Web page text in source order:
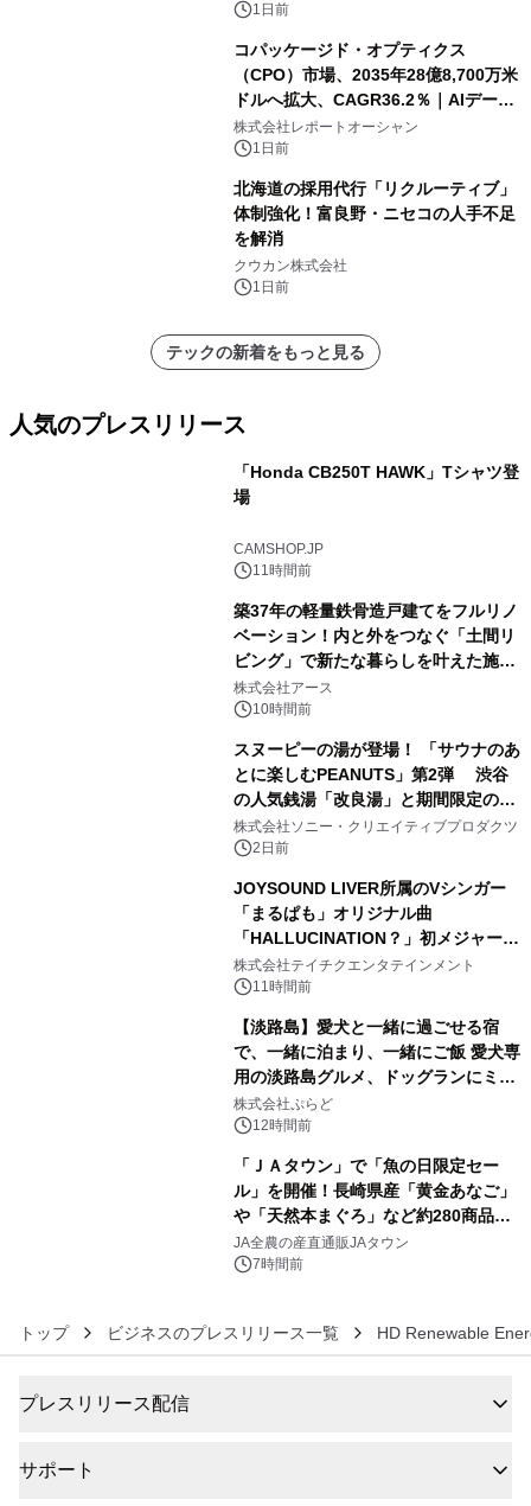
1日前
コパッケージド・オプティクス
（CPO）市場、2035年28億8,700万米
ドルへ拡大、CAGR36.2％｜AIデータ
センター・高速光通信需要が成長を加
速
株式会社レポートオーシャン
1日前
北海道の採用代行「リクルーティブ」
体制強化！富良野・ニセコの人手不足
を解消
クウカン株式会社
1日前
テックの新着をもっと見る
人気のプレスリリース
「Honda CB250T HAWK」Tシャツ登
場
CAMSHOP.JP
11時間前
築37年の軽量鉄骨造戸建てをフルリノ
ベーション！内と外をつなぐ「土間リ
ビング」で新たな暮らしを叶えた施工
事例を株式会社アースが公開
株式会社アース
10時間前
スヌーピーの湯が登場！ 「サウナのあ
とに楽しむPEANUTS」第2弾 渋谷
の人気銭湯「改良湯」と期間限定のコ
ラボレーション サウナイキタイコラ
ボグッズも発売決定！
株式会社ソニー・クリエイティブプロダクツ
2日前
JOYSOUND LIVER所属のVシンガー
「まるぱも」オリジナル曲
「HALLUCINATION？」初メジャー配
信リリース決定！
株式会社テイチクエンタテインメント
11時間前
【淡路島】愛犬と一緒に過ごせる宿
で、一緒に泊まり、一緒にご飯 愛犬専
用の淡路島グルメ、ドッグランにミニ
プール グランピングとトレーラーハウ
スの2施設で
株式会社ぷらど
12時間前
「ＪＡタウン」で「魚の日限定セー
ル」を開催！長崎県産「黄金あなご」
や「天然本まぐろ」など約280商品を
販売！～毎月１０日の定例企画～
JA全農の産直通販JAタウン
7時間前
トップ ビジネスのプレスリリース一覧 HD Renewable
プレスリリース配信
サポート